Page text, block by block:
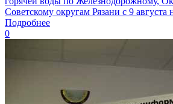
Советскому округам Рязани с 9 августа
Подробнее
0